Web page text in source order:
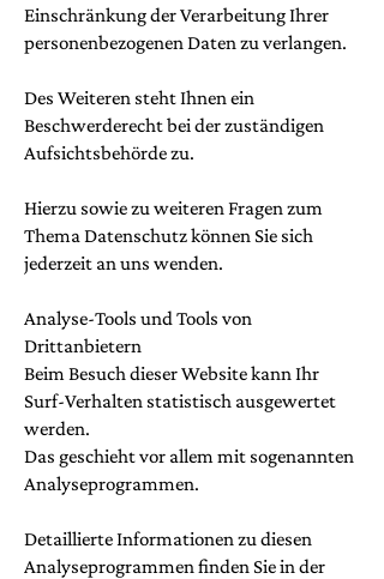
Einschränkung der Verarbeitung Ihrer
personenbezogenen Daten zu verlangen.
Des Weiteren steht Ihnen ein
Beschwerderecht bei der zuständigen
Aufsichtsbehörde zu.
Hierzu sowie zu weiteren Fragen zum
Thema Datenschutz können Sie sich
jederzeit an uns wenden.
Analyse-Tools und Tools von
Drittanbietern
Beim Besuch dieser Website kann Ihr
Surf-Verhalten statistisch ausgewertet
werden.
Das geschieht vor allem mit sogenannten
Analyseprogrammen.
Detaillierte Informationen zu diesen
Analyseprogrammen finden Sie in der